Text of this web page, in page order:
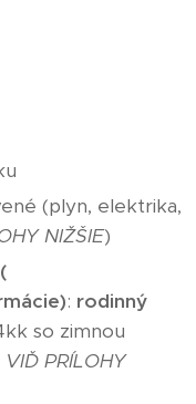
(plyn, elektrika,
NIŽŠIE)
: rodinný
so zimnou
VIĎ PRÍLOHY